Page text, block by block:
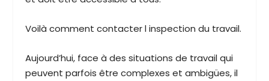
Voilà comment contacter l inspection du travail.
Aujourd’hui, face à des situations de travail qui
peuvent parfois être complexes et ambigües, il